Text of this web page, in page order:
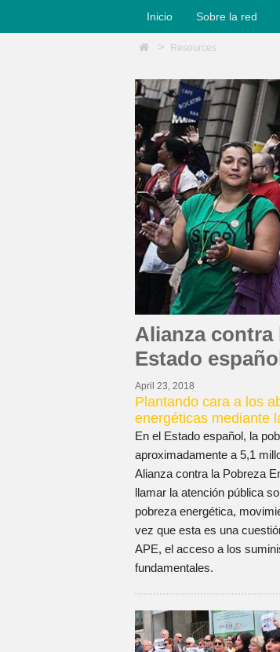
Inicio Sobre la red
Resources
Alianza contra
Estado
April 23, 2018
Plantando cara a los
energéticas mediante
En el Estado español, la
aproximadamente a 5,1
Alianza contra la Pobreza
llamar la atención pública
pobreza energética,
vez que esta es una
APE, el acceso a los
fundamentales.